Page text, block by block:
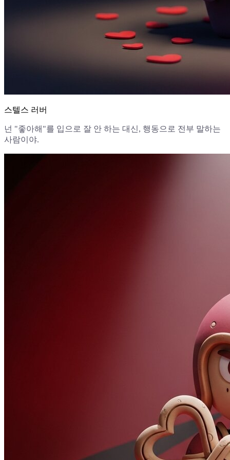
스텔스 러버
넌 "좋아해"를 입으로 잘 안 하는 대신, 행동으로 전부 말하는
사람이야.